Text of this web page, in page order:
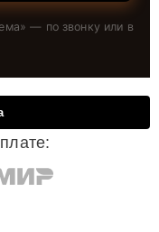
» — по звонку или в